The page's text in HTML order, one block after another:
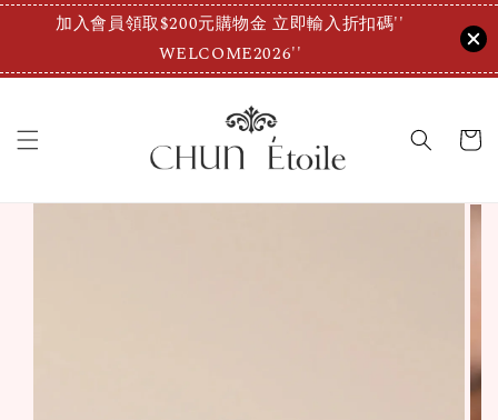
加入會員領取$200元購物金 立即輸入折扣碼''
WELCOME2026''